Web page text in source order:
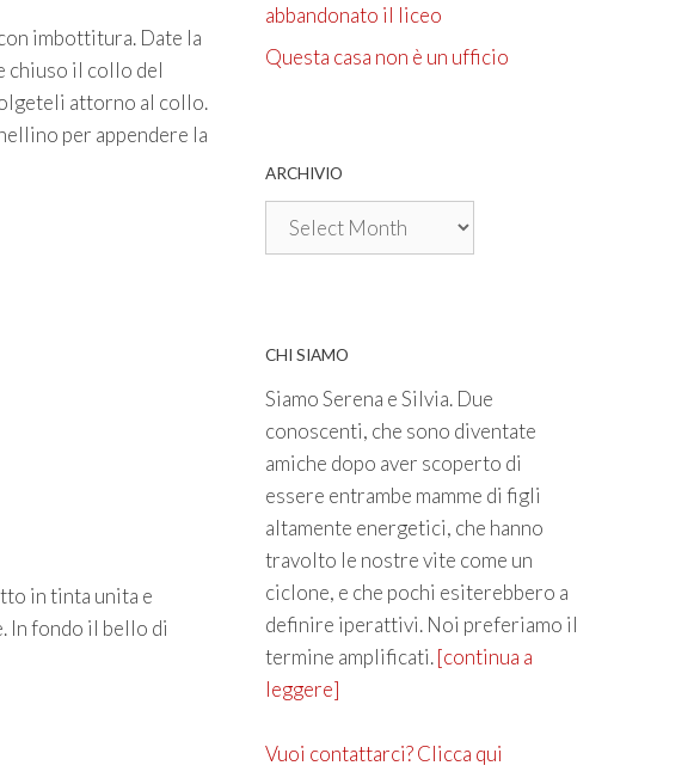
imbottitura. Date la
chiuso il collo del
attorno al collo.
per appendere la
in tinta unita e
In fondo il bello di
abbandonato il liceo
Questa casa non è un ufficio
ARCHIVIO
Archivio
CHI SIAMO
Siamo Serena e Silvia. Due
conoscenti, che sono diventate
amiche dopo aver scoperto di
essere entrambe mamme di figli
altamente energetici, che hanno
travolto le nostre vite come un
ciclone, e che pochi esiterebbero a
definire iperattivi. Noi preferiamo il
termine amplificati.[continua a
leggere]
Vuoi contattarci? Clicca qui